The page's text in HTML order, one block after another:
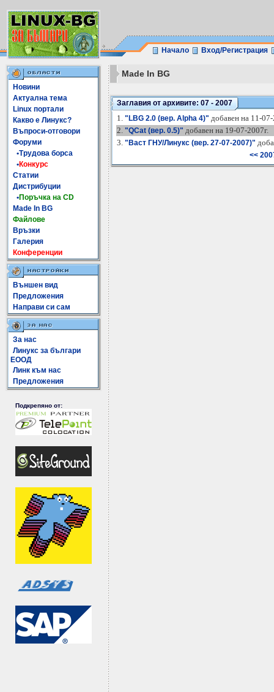
Начало Вход/Регистрация
Новини
Актуална тема
Linux портали
Какво е Линукс?
Въпроси-отговори
Форуми
•Трудова борса
•Конкурс
Статии
Дистрибуции
•Поръчка на CD
Made In BG
Файлове
Връзки
Галерия
Конференции
Външен вид
Предложения
Направи си сам
За нас
Линукс за българи
ЕООД
Линк към нас
Предложения
Подкрепяно от:
Made In BG
Заглавия от архивите: 07 - 2007
1. "LBG 2.0 (вер. Alpha 4)" добавен на 11-07-
2. "QCat (вер. 0.5)" добавен на 19-07-2007г.
3. "Васт ГНУ/Линукс (вер. 27-07-2007)"
<<